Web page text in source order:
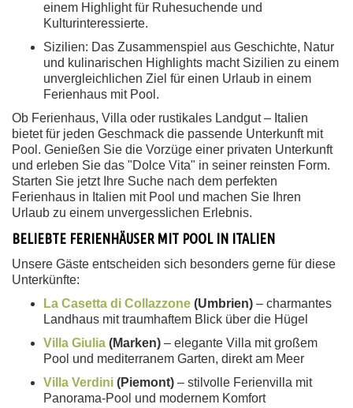
einem Highlight für Ruhesuchende und
Kulturinteressierte.
Sizilien: Das Zusammenspiel aus Geschichte, Natur
und kulinarischen Highlights macht Sizilien zu einem
unvergleichlichen Ziel für einen Urlaub in einem
Ferienhaus mit Pool.
Ob Ferienhaus, Villa oder rustikales Landgut – Italien
bietet für jeden Geschmack die passende Unterkunft mit
Pool. Genießen Sie die Vorzüge einer privaten Unterkunft
und erleben Sie das "Dolce Vita" in seiner reinsten Form.
Starten Sie jetzt Ihre Suche nach dem perfekten
Ferienhaus in Italien mit Pool und machen Sie Ihren
Urlaub zu einem unvergesslichen Erlebnis.
BELIEBTE FERIENHÄUSER MIT POOL IN ITALIEN
Unsere Gäste entscheiden sich besonders gerne für diese
Unterkünfte:
La Casetta di Collazzone (Umbrien) – charmantes
Landhaus mit traumhaftem Blick über die Hügel
Villa Giulia (Marken) – elegante Villa mit großem
Pool und mediterranem Garten, direkt am Meer
Villa Verdini (Piemont) – stilvolle Ferienvilla mit
Panorama-Pool und modernem Komfort